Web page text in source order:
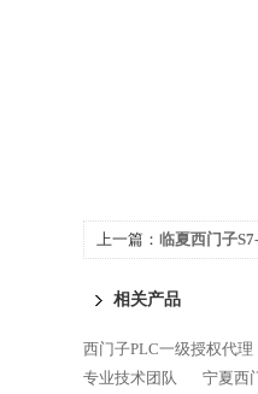
上一篇： 临夏西门子
相关产品
西门子PLC一级授权代理
专业技术团队
宁夏西